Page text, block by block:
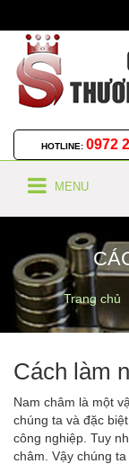
HOTLINE: 0972
MENU
Trang chủ
Cách làm
Nam châm là một
chúng ta và đặc
công nghiệp. Tuy
châm. Vậy chúng